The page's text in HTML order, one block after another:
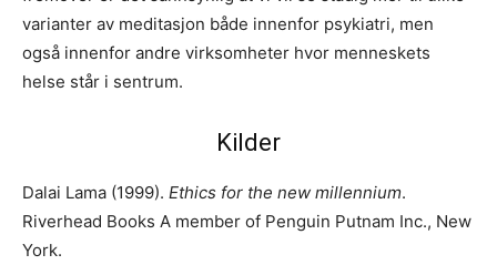
varianter av meditasjon både innenfor psykiatri, men
også innenfor andre virksomheter hvor menneskets
helse står i sentrum.
Kilder
Dalai Lama (1999). Ethics for the new millennium.
Riverhead Books A member of Penguin Putnam Inc., New
York.